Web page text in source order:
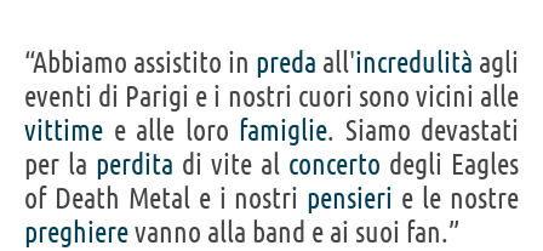
“Abbiamo assistito in preda all'incredulità agli
eventi di Parigi e i nostri cuori sono vicini alle
vittime e alle loro famiglie. Siamo devastati
per la perdita di vite al concerto degli Eagles
of Death Metal e i nostri pensieri e le nostre
preghierevanno alla band e ai suoi fan.”